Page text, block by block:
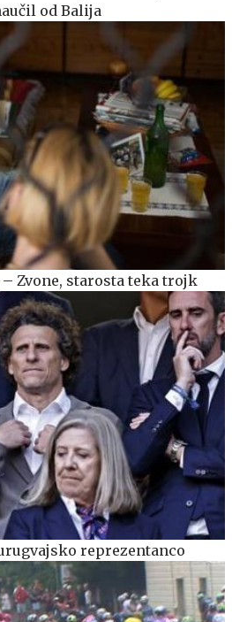
od Balija
Zvone, starosta teka trojk
reprezentanco